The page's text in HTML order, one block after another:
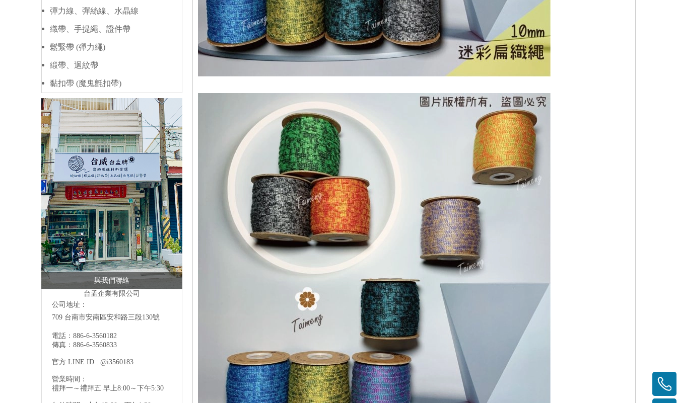
彈力線、彈絲線、水晶線
織帶、手提繩、證件帶
鬆緊帶 (彈力繩)
緞帶、迴紋帶
黏扣帶 (魔鬼氈扣帶)
與我們聯絡
台孟企業有限公司
公司地址：
709 台南市安南區安和路三段130號
電話：886-6-3560182
傳真：886-6-3560833
官方 LINE ID : @i3560183
營業時間：
禮拜一～禮拜五 早上8:00～下午5:30